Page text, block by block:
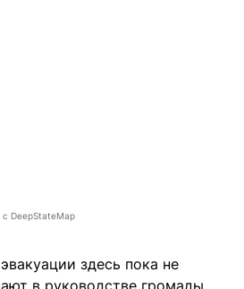
с DeepStateMap
здесь пока не
в руководстве громады.